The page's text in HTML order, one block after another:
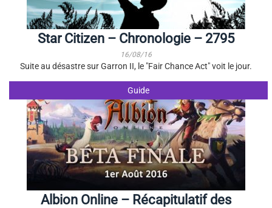
Star Citizen – Chronologie – 2795
16/08/16
Suite au désastre sur Garron II, le "Fair Chance Act" voit le jour.
Guide
Albion Online – Récapitulatif des